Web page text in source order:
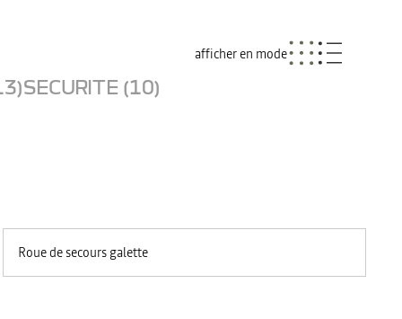
afficher en mode
SECURITE (10)
Roue de secours galette